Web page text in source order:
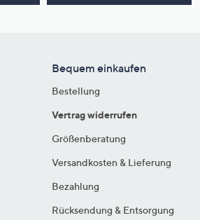
Bequem einkaufen
Bestellung
Vertrag widerrufen
Größenberatung
Versandkosten & Lieferung
Bezahlung
Rücksendung & Entsorgung